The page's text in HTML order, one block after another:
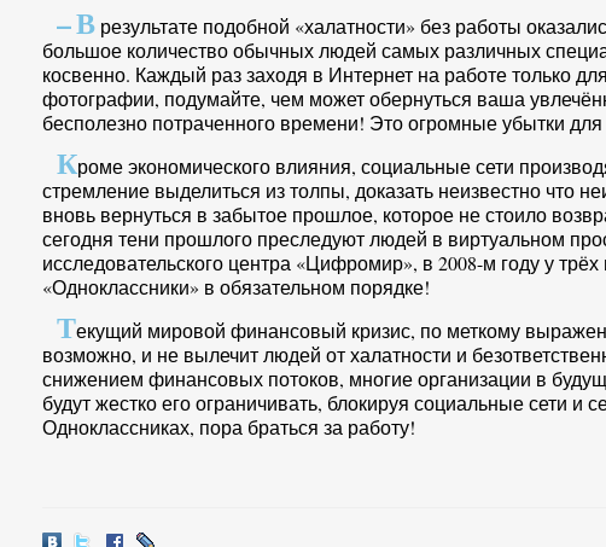
–В результате подобной «халатности» без работы
большое количество обычных людей самых различных
косвенно. Каждый раз заходя в Интернет на работе только
фотографии, подумайте, чем может обернуться ваша
бесполезно потраченного времени! Это огромные убытки
Кроме экономического влияния, социальные сети
стремление выделиться из толпы, доказать неизвестно что
вновь вернуться в забытое прошлое, которое не стоило
сегодня тени прошлого преследуют людей в виртуальном
исследовательского центра «Цифромир», в 2008-м году у
«Одноклассники» в обязательном порядке!
Текущий мировой финансовый кризис, по меткому
возможно, и не вылечит людей от халатности и
снижением финансовых потоков, многие организации в
будут жестко его ограничивать, блокируя социальные сети
Одноклассниках, пора браться за работу!